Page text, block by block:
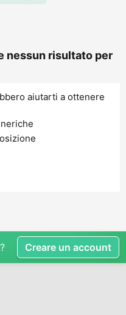
nessun risultato per
aiutarti a ottenere
Creare un account